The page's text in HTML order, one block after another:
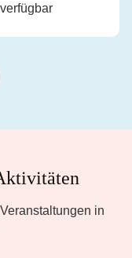
verfügbar
in